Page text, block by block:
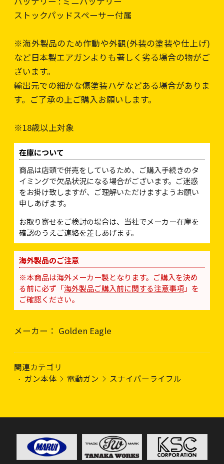
ストックパッドスペーサー付属
※海外製品のため作動や外観(外装の塗装や仕上げ)
など日本製エアガンよりも著しく劣る場合の物がご
ざいます。
輸出元での細かな傷塗装ハゲなどある場合がありま
す。ご了承の上ご購入お願いします。
※18歳以上対象
在庫について
商品は店頭で併売をしているため、ご購入手続きのタ
イミングで欠品状況になる場合がございます。ご迷惑
をお掛け致しますが、ご理解いただけますようお願い
申しあげます。
お取り寄せをご検討の場合は、当社でメーカー在庫を
確認のうえご連絡を差しあげます。
海外製品のご注意
※本商品は海外メーカー製となります。ご購入を決め
る前に必ず「海外製品ご購入前に関する注意事項」を
ご確認ください。
メーカー： Golden Eagle
関連カテゴリ
ガン本体
電動ガン スナイパーライフル